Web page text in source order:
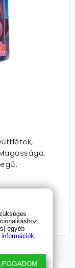
egyéb